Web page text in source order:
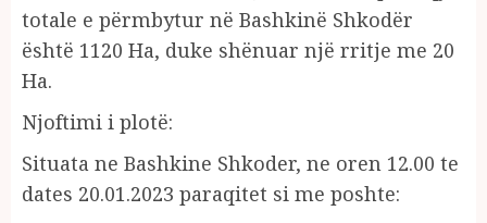
totale e përmbytur në Bashkinë Shkodër
është 1120 Ha, duke shënuar një rritje me 20
Ha.
Njoftimi i plotë:
Situata ne Bashkine Shkoder, ne oren 12.00 te
dates 20.01.2023 paraqitet si me poshte: